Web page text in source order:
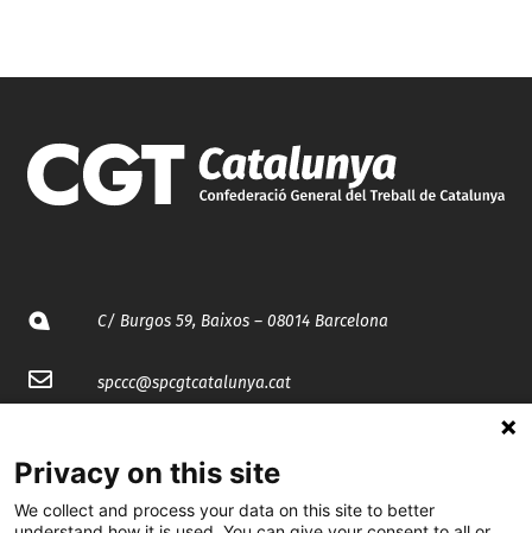
C/ Burgos 59, Baixos – 08014 Barcelona
spccc@spcgtcatalunya.cat
@CGTCatalunya
Privacy on this site
We collect and process your data on this site to better